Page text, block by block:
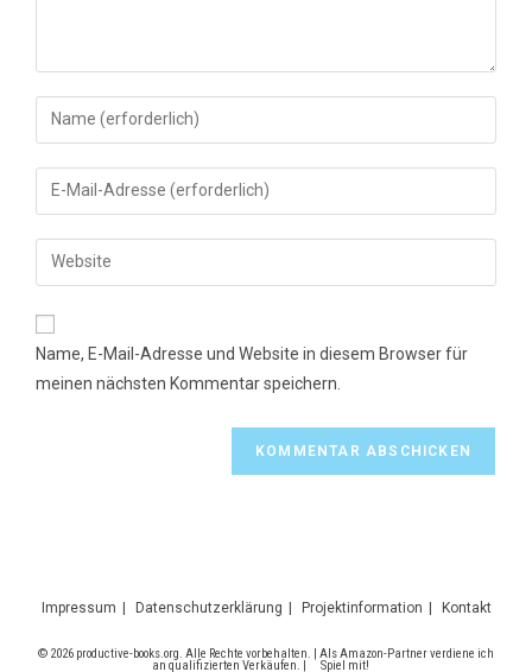
Gib
deinen
Namen
oder
zum
Kommentieren
ein
Gib
deine
E-
Mail-
zum
Kommentieren
ein
Gib
deine
Website-
Name, E-Mail-Adresse und Website in diesem Browser für
meinen nächsten Kommentar speichern.
Impressum Datenschutzerklärung Projektinformation Kontakt
© 2026 productive-books.org. Alle Rechte vorbehalten. | Als Amazon-Partner verdiene ich
an qualifizierten Verkäufen. | Spiel mit!